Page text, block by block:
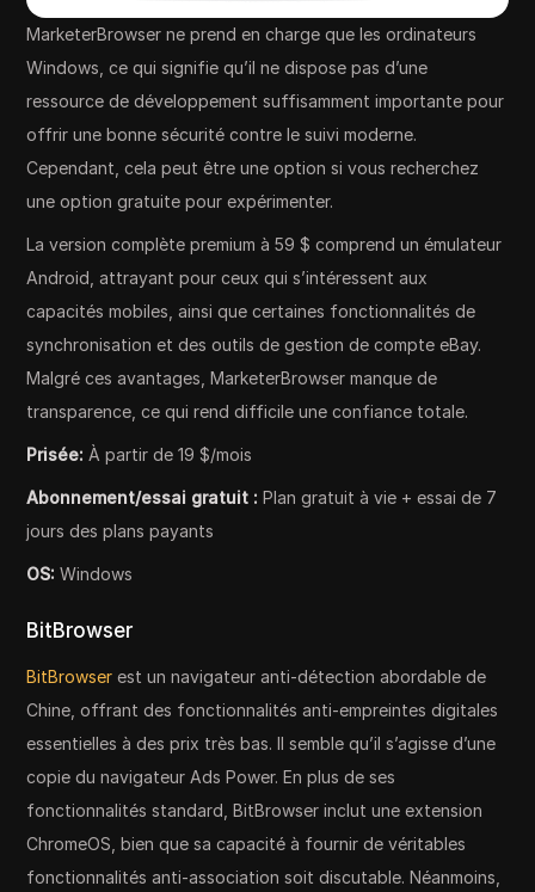
MarketerBrowser ne prend en charge que les ordinateurs
Windows, ce qui signifie qu’il ne dispose pas d’une
ressource de développement suffisamment importante pour
offrir une bonne sécurité contre le suivi moderne.
Cependant, cela peut être une option si vous recherchez
une option gratuite pour expérimenter.
La version complète premium à 59 $ comprend un émulateur
Android, attrayant pour ceux qui s’intéressent aux
capacités mobiles, ainsi que certaines fonctionnalités de
synchronisation et des outils de gestion de compte eBay.
Malgré ces avantages, MarketerBrowser manque de
transparence, ce qui rend difficile une confiance totale.
Prisée: À partir de 19 $/mois
Abonnement/essai gratuit : Plan gratuit à vie + essai de 7
jours des plans payants
OS: Windows
BitBrowser
BitBrowser est un navigateur anti-détection abordable de
Chine, offrant des fonctionnalités anti-empreintes digitales
essentielles à des prix très bas. Il semble qu’il s’agisse d’une
copie du navigateur Ads Power. En plus de ses
fonctionnalités standard, BitBrowser inclut une extension
ChromeOS, bien que sa capacité à fournir de véritables
fonctionnalités anti-association soit discutable. Néanmoins,